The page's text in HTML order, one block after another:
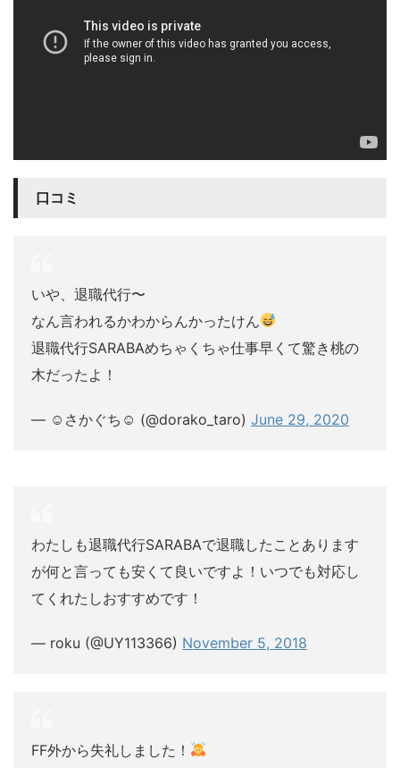
口コミ
いや、退職代行〜
なん言われるかわからんかったけん
退職代行SARABAめちゃくちゃ仕事早くて驚き桃の
木だったよ！
— ☺︎さかぐち☺︎ (@dorako_taro) June 29, 2020
わたしも退職代行SARABAで退職したことあります
が何と言っても安くて良いですよ！いつでも対応し
てくれたしおすすめです！
— roku (@UY113366) November 5, 2018
FF外から失礼しました！